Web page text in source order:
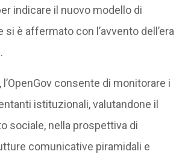
indicare il nuovo modello di
è affermato con l’avvento dell’era
consente di monitorare i
istituzionali, valutandone il
sociale, nella prospettiva di
comunicative piramidali e